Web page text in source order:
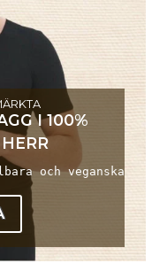
I 100%
och veganska